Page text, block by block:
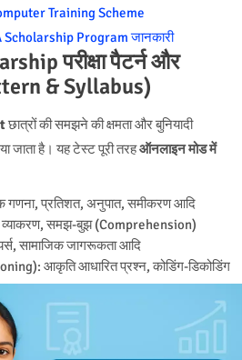
Training Scheme
Scholarship Program जानकारी
परीक्षा पैटर्न और
& Syllabus)
छात्रों की समझने की क्षमता और बुनियादी
जाता है। यह टेस्ट पूरी तरहऑनलाइन मोड में
गणना, प्रतिशत, अनुपात, समीकरण आदि
व्याकरण, समझ-बुझ (Comprehension)
सामाजिक जागरूकता आदि
आकृति आधारित प्रश्न, कोडिंग-डिकोडिंग